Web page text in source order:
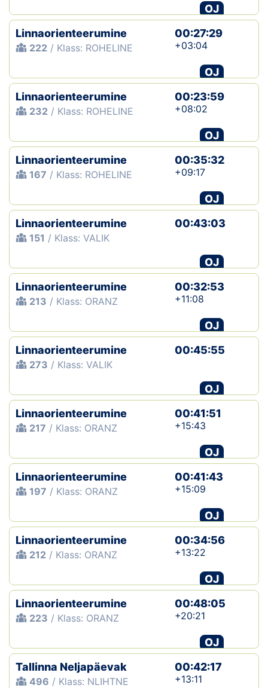
OJ
Linnaorienteerumine
222 / Klass: ROHELINE
00:27:29
+03:04
OJ
Linnaorienteerumine
232 / Klass: ROHELINE
00:23:59
+08:02
OJ
Linnaorienteerumine
167 / Klass: ROHELINE
00:35:32
+09:17
OJ
Linnaorienteerumine
151 / Klass: VALIK
00:43:03
OJ
Linnaorienteerumine
213 / Klass: ORANZ
00:32:53
+11:08
OJ
Linnaorienteerumine
273 / Klass: VALIK
00:45:55
OJ
Linnaorienteerumine
217 / Klass: ORANZ
00:41:51
+15:43
OJ
Linnaorienteerumine
197 / Klass: ORANZ
00:41:43
+15:09
OJ
Linnaorienteerumine
212 / Klass: ORANZ
00:34:56
+13:22
OJ
Linnaorienteerumine
223 / Klass: ORANZ
00:48:05
+20:21
OJ
Tallinna Neljapäevak
496 / Klass: NLIHTNE
00:42:17
+13:11